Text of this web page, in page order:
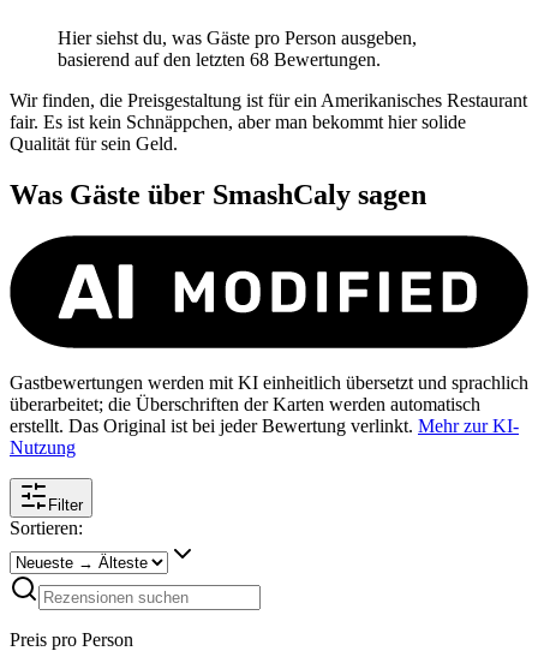
Hier siehst du, was Gäste pro Person ausgeben,
basierend auf den letzten 68 Bewertungen.
Wir finden, die Preisgestaltung ist für ein Amerikanisches Restaurant
fair. Es ist kein Schnäppchen, aber man bekommt hier solide
Qualität für sein Geld.
Was Gäste über SmashCaly sagen
Gastbewertungen werden mit KI einheitlich übersetzt und sprachlich
überarbeitet; die Überschriften der Karten werden automatisch
erstellt. Das Original ist bei jeder Bewertung verlinkt. Mehr zur KI-
Nutzung
Filter
Sortieren:
Preis pro Person